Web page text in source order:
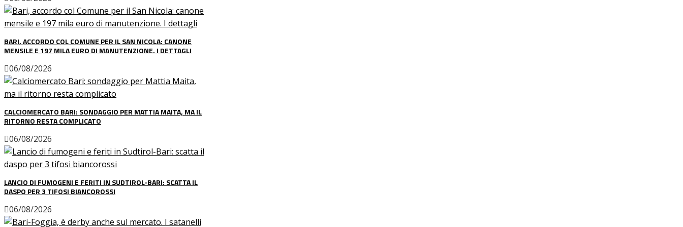
BARI, ACCORDO COL COMUNE PER IL SAN NICOLA: CANONE
MENSILE E 197 MILA EURO DI MANUTENZIONE. I DETTAGLI
06/08/2026
CALCIOMERCATO BARI: SONDAGGIO PER MATTIA MAITA, MA IL
RITORNO RESTA COMPLICATO
06/08/2026
LANCIO DI FUMOGENI E FERITI IN SUDTIROL-BARI: SCATTA IL
DASPO PER 3 TIFOSI BIANCOROSSI
06/08/2026